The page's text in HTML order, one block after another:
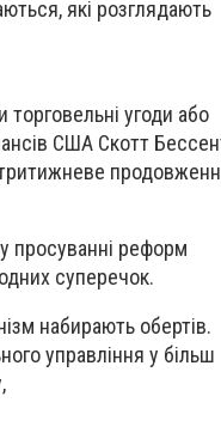
які розглядають
угоди або
США Скотт
просуванні реформ
суперечок.
набирають обертів.
управління у більш